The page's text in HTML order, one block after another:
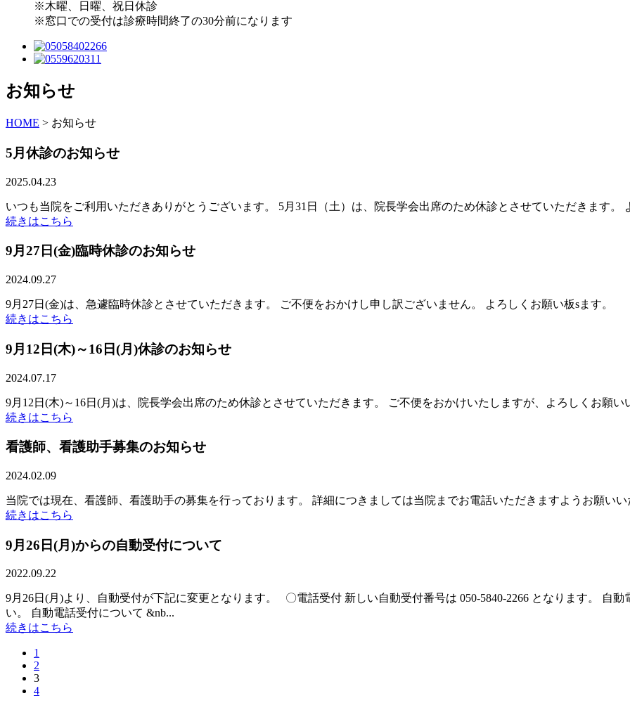
※木曜、日曜、祝日休診
※窓口での受付は診療時間終了の30分前になります
お知らせ
HOME > お知らせ
5月休診のお知らせ
2025.04.23
いつも当院をご利用いただきありがとうございます。 5月31日（土）は、院長学会出席のため休診とさせていただきます。
続きはこちら
9月27日(金)臨時休診のお知らせ
2024.09.27
9月27日(金)は、急遽臨時休診とさせていただきます。 ご不便をおかけし申し訳ございません。 よろしくお願い板sます。
続きはこちら
9月12日(木)～16日(月)休診のお知らせ
2024.07.17
9月12日(木)～16日(月)は、院長学会出席のため休診とさせていただきます。 ご不便をおかけいたしますが、よろしくお願い
続きはこちら
看護師、看護助手募集のお知らせ
2024.02.09
当院では現在、看護師、看護助手の募集を行っております。 詳細につきましては当院までお電話いただきますようお願いい
続きはこちら
9月26日(月)からの自動受付について
2022.09.22
9月26日(月)より、自動受付が下記に変更となります。 〇電話受付 新しい自動受付番号は 050-5840-2266 となります。 自
い。 自動電話受付について &nb...
続きはこちら
1
2
3
4